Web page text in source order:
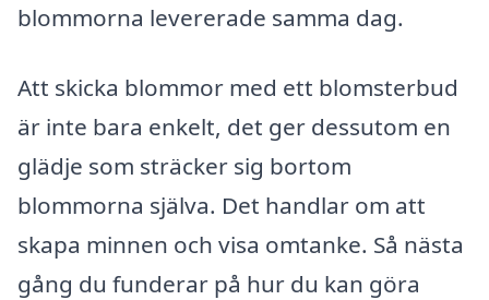
blommorna levererade samma dag.
Att skicka blommor med ett blomsterbud
är inte bara enkelt, det ger dessutom en
glädje som sträcker sig bortom
blommorna själva. Det handlar om att
skapa minnen och visa omtanke. Så nästa
gång du funderar på hur du kan göra